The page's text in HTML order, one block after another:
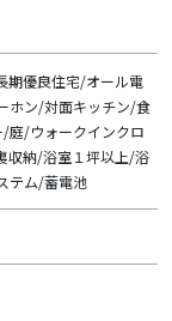
期優良住宅/オール電
ホン/対面キッチン/食
庭/ウォークインクロ
収納/浴室１坪以上/浴
テム/蓄電池